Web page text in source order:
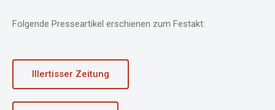
Folgende Presseartikel erschienen zum Festakt:
Illertisser Zeitung